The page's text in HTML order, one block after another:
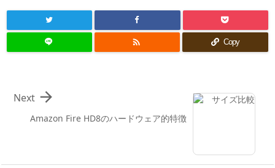
 Copy
Amazon Fire HD8のハードウェア的特徴

Next